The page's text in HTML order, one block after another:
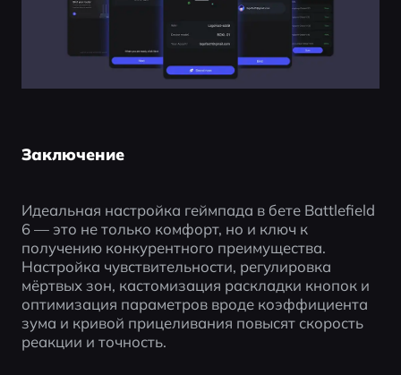
Заключение
Идеальная настройка геймпада в бете Battlefield
6 — это не только комфорт, но и ключ к
получению конкурентного преимущества.
Настройка чувствительности, регулировка
мёртвых зон, кастомизация раскладки кнопок и
оптимизация параметров вроде коэффициента
зума и кривой прицеливания повысят скорость
реакции и точность.